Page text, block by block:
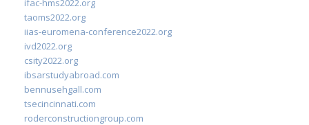
taoms2022.org
iias-euromena-conference2022.org
ivd2022.org
csity2022.org
ibsarstudyabroad.com
bennusehgall.com
tsecincinnati.com
roderconstructiongroup.com